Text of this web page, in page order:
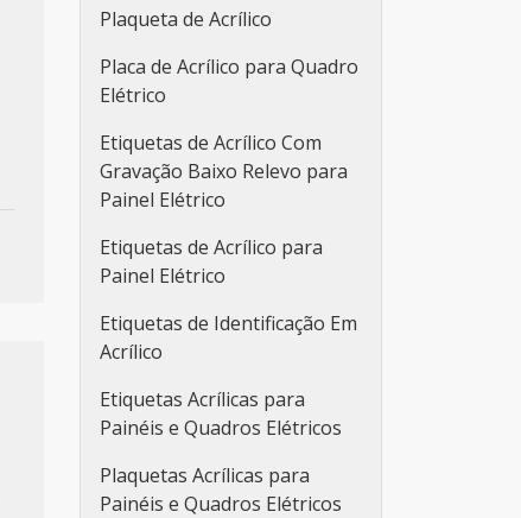
Plaqueta de Acrílico
Placa de Acrílico para Quadro
Elétrico
Etiquetas de Acrílico Com
Gravação Baixo Relevo para
Painel Elétrico
Etiquetas de Acrílico para
Painel Elétrico
Etiquetas de Identificação Em
Acrílico
Etiquetas Acrílicas para
Painéis e Quadros Elétricos
Plaquetas Acrílicas para
Painéis e Quadros Elétricos